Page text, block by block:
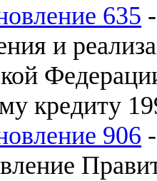
635
и
кредиту
906